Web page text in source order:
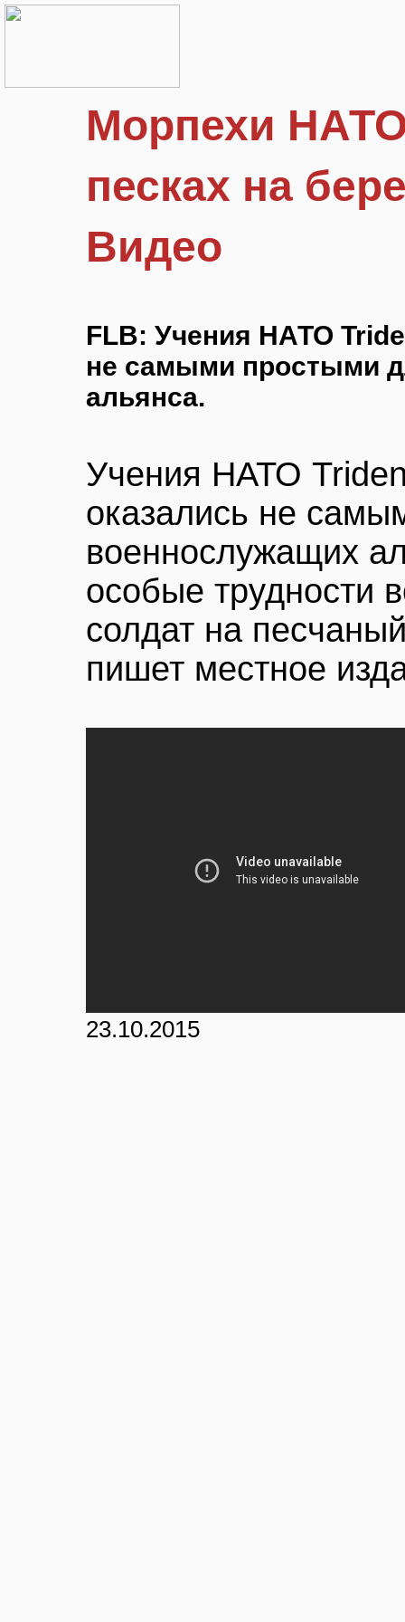
Морпехи
песках на
Видео
FLB: Учения НАТО
не самыми простыми
альянса.
Учения НАТО
оказались не
военнослужащих
особые трудности
солдат на
пишет местное
23.10.2015